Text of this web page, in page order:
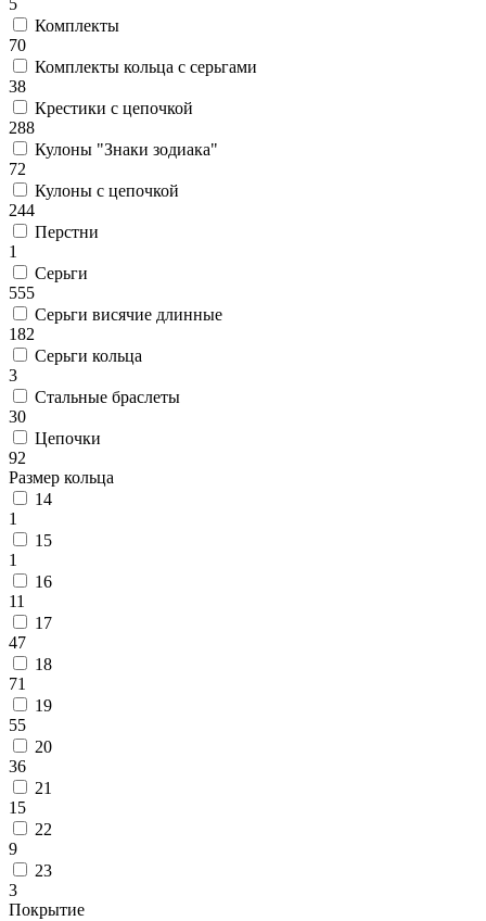
5
Комплекты
70
Комплекты кольца с серьгами
38
Крестики с цепочкой
288
Кулоны "Знаки зодиака"
72
Кулоны с цепочкой
244
Перстни
1
Серьги
555
Серьги висячие длинные
182
Серьги кольца
3
Стальные браслеты
30
Цепочки
92
Размер кольца
14
1
15
1
16
11
17
47
18
71
19
55
20
36
21
15
22
9
23
3
Покрытие